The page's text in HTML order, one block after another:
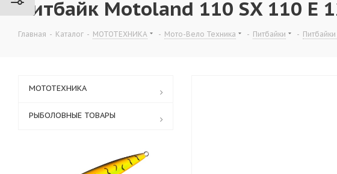
Питбайк Motoland 110 SX 110 E
Главная - Каталог - МОТОТЕХНИКА - Мото-Вело Техника - Питбайки -
МОТОТЕХНИКА
РЫБОЛОВНЫЕ ТОВАРЫ